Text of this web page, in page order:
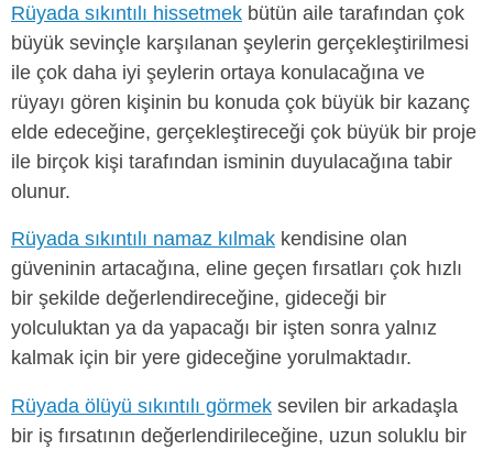
Rüyada sıkıntılı hissetmek bütün aile tarafından çok
büyük sevinçle karşılanan şeylerin gerçekleştirilmesi
ile çok daha iyi şeylerin ortaya konulacağına ve
rüyayı gören kişinin bu konuda çok büyük bir kazanç
elde edeceğine, gerçekleştireceği çok büyük bir proje
ile birçok kişi tarafından isminin duyulacağına tabir
olunur.
Rüyada sıkıntılı namaz kılmak kendisine olan
güveninin artacağına, eline geçen fırsatları çok hızlı
bir şekilde değerlendireceğine, gideceği bir
yolculuktan ya da yapacağı bir işten sonra yalnız
kalmak için bir yere gideceğine yorulmaktadır.
Rüyada ölüyü sıkıntılı görmek sevilen bir arkadaşla
bir iş fırsatının değerlendirileceğine, uzun soluklu bir